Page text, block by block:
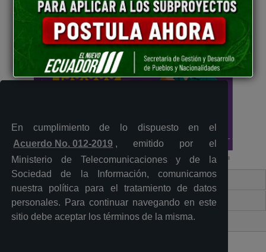
En cumplimiento de lo dispuesto en el
Acuerdo No. 012-2019 , emitido por el
Ministerio de Telecomunicaciones y de la
Sociedad de la Información, comunicamos
nuestra política para el tratamiento de datos
personales. Para continuar navegando en este
sitio debe aceptar los términos de la misma.
Entérate
Contacto Ciudadano Digital
Portal Trámites Ciudadanos
Sistema Nacional de Información (SNI)